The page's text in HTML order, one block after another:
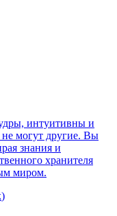
интуитивны и
не могут другие. Вы
знания и
хранителя
миром.
)